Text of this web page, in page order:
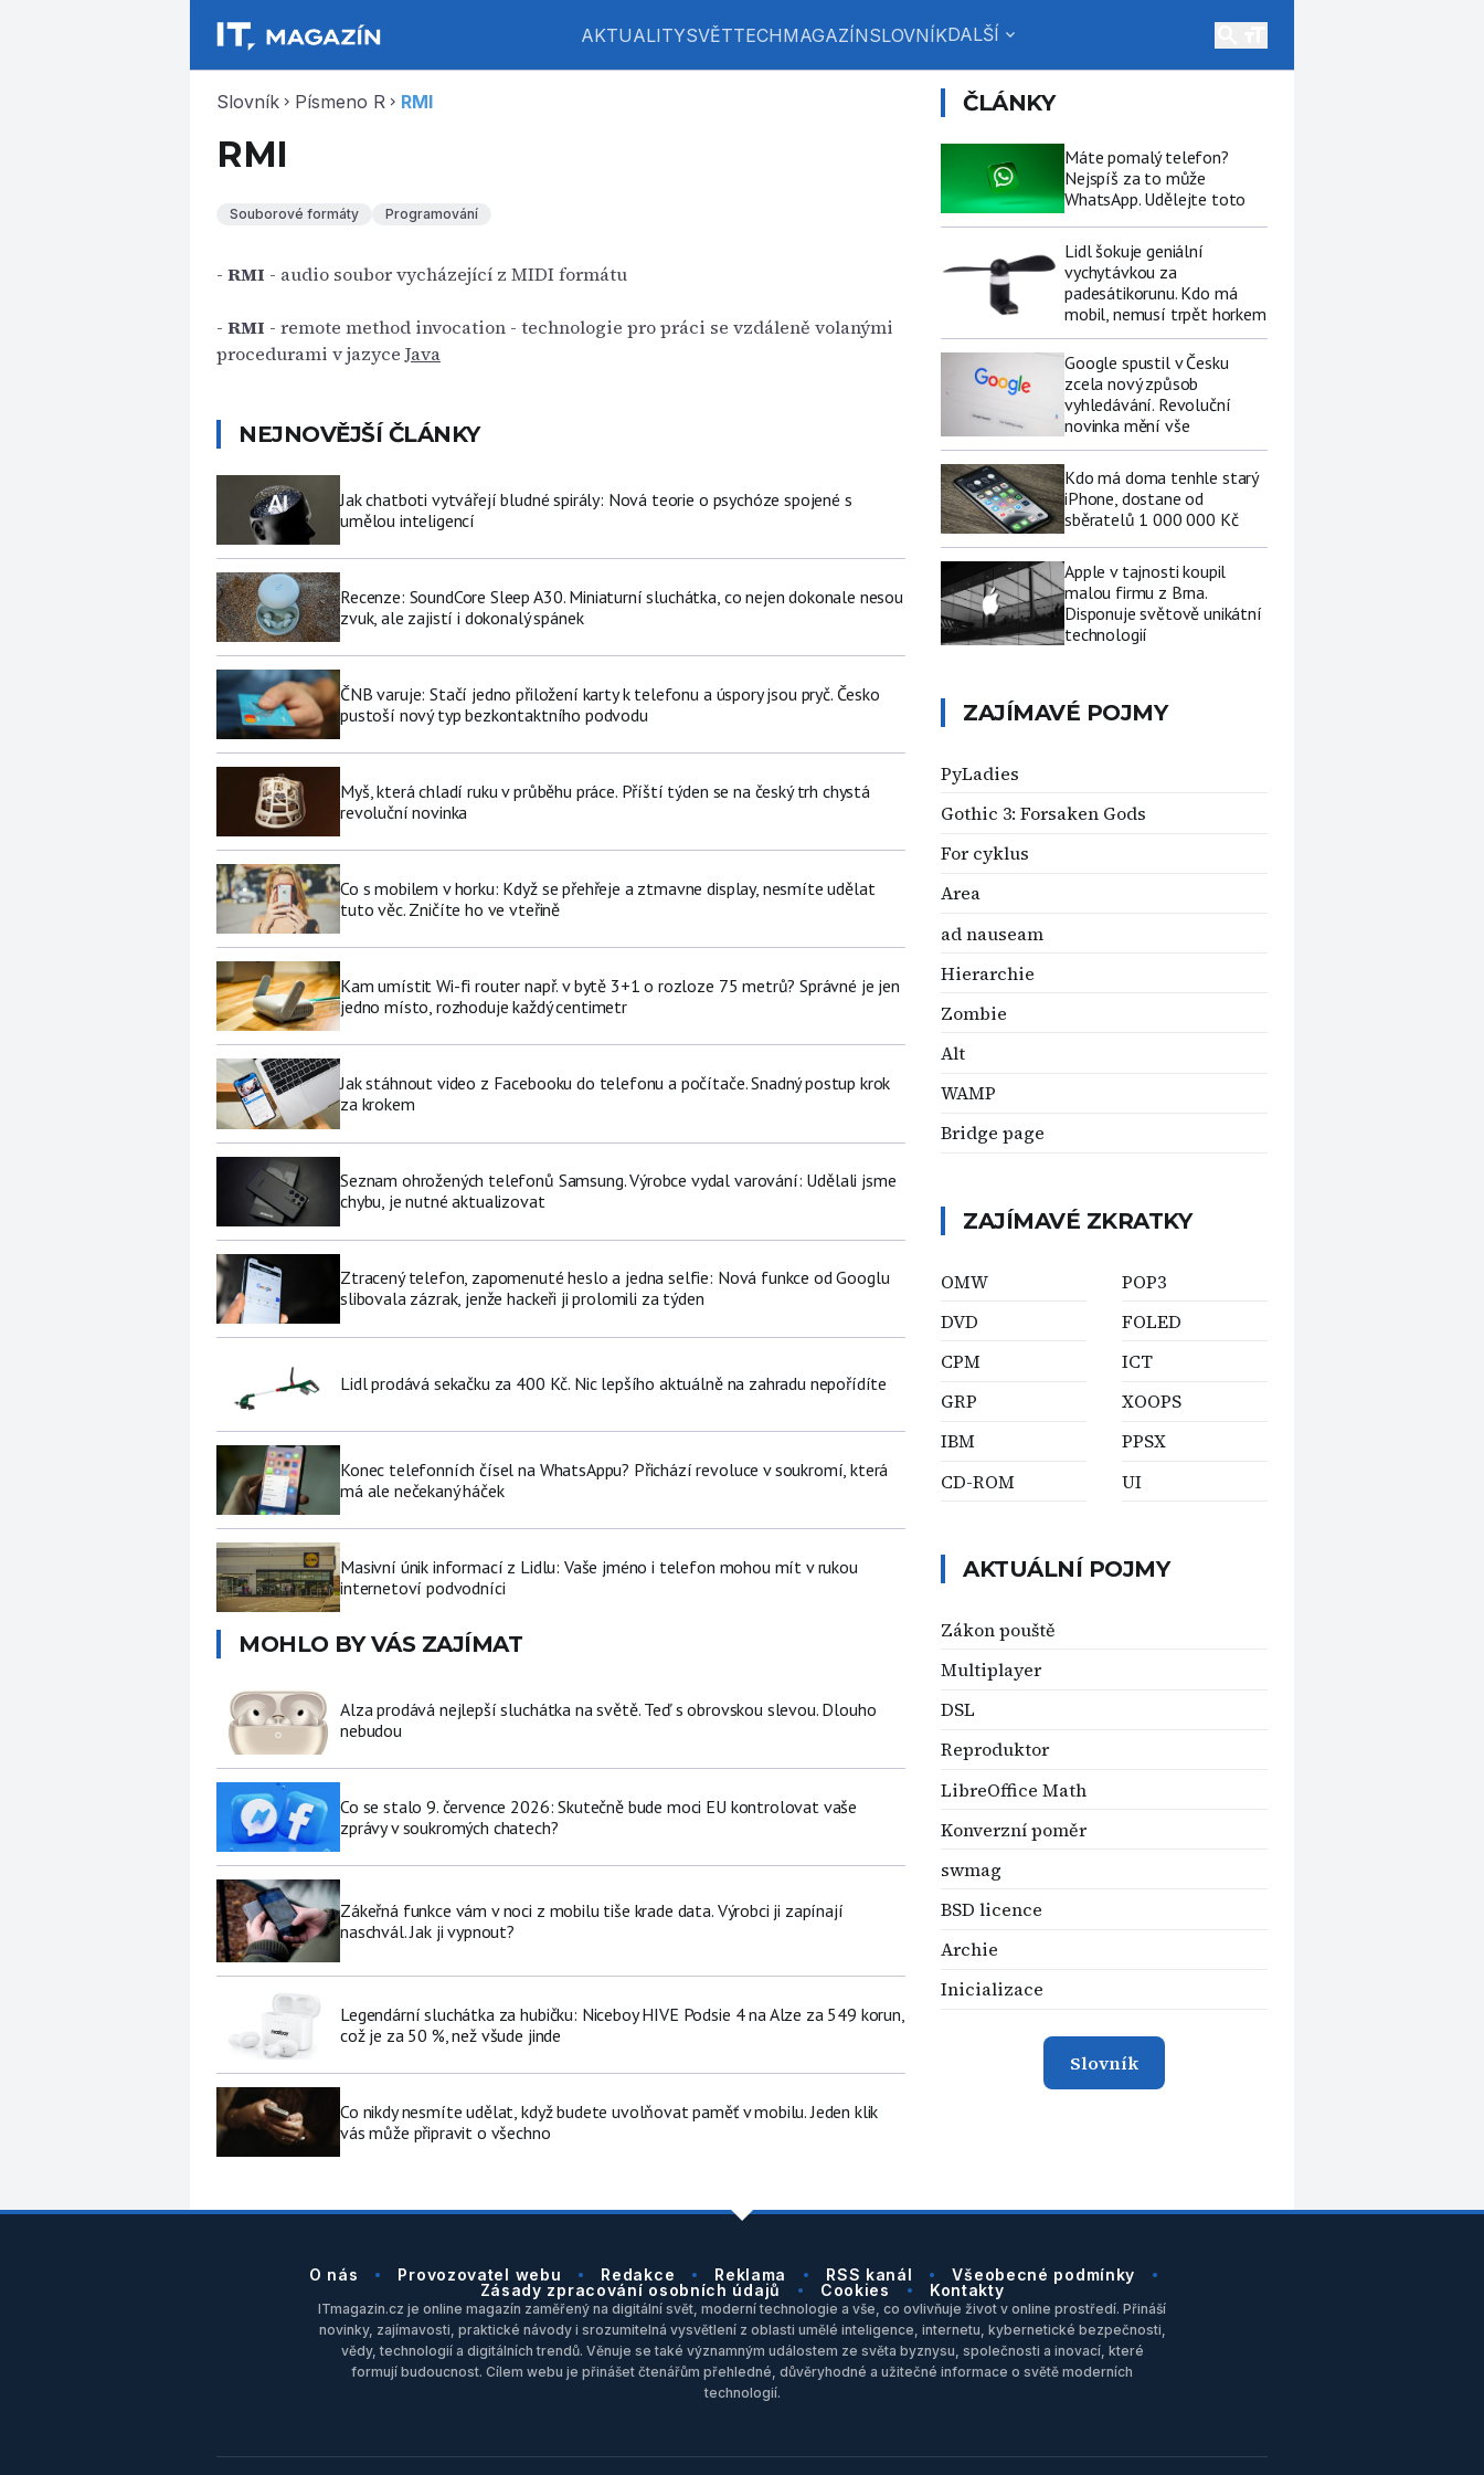
AKTUALITYSVĚTTECHMAGAZÍNSLOVNÍKDALŠÍ expand_more
Slovník chevron_right Písmeno R chevron_right RMI
RMI
Souborové formáty Programování
- RMI - audio soubor vycházející z MIDI formátu
- RMI - remote method invocation - technologie pro práci se vzdáleně volanými
procedurami v jazyce Java
NEJNOVĚJŠÍ ČLÁNKY
Jak chatboti vytvářejí bludné spirály: Nová teorie o psychóze spojené s
umělou inteligencí
Recenze: SoundCore Sleep A30. Miniaturní sluchátka, co nejen dokonale nesou
zvuk, ale zajistí i dokonalý spánek
ČNB varuje: Stačí jedno přiložení karty k telefonu a úspory jsou pryč. Česko
pustoší nový typ bezkontaktního podvodu
Myš, která chladí ruku v průběhu práce. Příští týden se na český trh chystá
revoluční novinka
Co s mobilem v horku: Když se přehřeje a ztmavne display, nesmíte udělat
tuto věc. Zničíte ho ve vteřině
Kam umístit Wi-fi router např. v bytě 3+1 o rozloze 75 metrů? Správné je jen
jedno místo, rozhoduje každý centimetr
Jak stáhnout video z Facebooku do telefonu a počítače. Snadný postup krok
za krokem
Seznam ohrožených telefonů Samsung. Výrobce vydal varování: Udělali jsme
chybu, je nutné aktualizovat
Ztracený telefon, zapomenuté heslo a jedna selfie: Nová funkce od Googlu
slibovala zázrak, jenže hackeři ji prolomili za týden
Lidl prodává sekačku za 400 Kč. Nic lepšího aktuálně na zahradu nepořídíte
Konec telefonních čísel na WhatsAppu? Přichází revoluce v soukromí, která
má ale nečekaný háček
Masivní únik informací z Lidlu: Vaše jméno i telefon mohou mít v rukou
internetoví podvodníci
MOHLO BY VÁS ZAJÍMAT
Alza prodává nejlepší sluchátka na světě. Teď s obrovskou slevou. Dlouho
nebudou
Co se stalo 9. července 2026: Skutečně bude moci EU kontrolovat vaše
zprávy v soukromých chatech?
Zákeřná funkce vám v noci z mobilu tiše krade data. Výrobci ji zapínají
naschvál. Jak ji vypnout?
Legendární sluchátka za hubičku: Niceboy HIVE Podsie 4 na Alze za 549 korun,
což je za 50 %, než všude jinde
Co nikdy nesmíte udělat, když budete uvolňovat paměť v mobilu. Jeden klik
vás může připravit o všechno
ČLÁNKY
Máte pomalý telefon?
Nejspíš za to může
WhatsApp. Udělejte toto
Lidl šokuje geniální
vychytávkou za
padesátikorunu. Kdo má
mobil, nemusí trpět horkem
Google spustil v Česku
zcela nový způsob
vyhledávání. Revoluční
novinka mění vše
Kdo má doma tenhle starý
iPhone, dostane od
sběratelů 1 000 000 Kč
Apple v tajnosti koupil
malou firmu z Brna.
Disponuje světově unikátní
technologií
ZAJÍMAVÉ POJMY
PyLadies
Gothic 3: Forsaken Gods
For cyklus
Area
ad nauseam
Hierarchie
Zombie
Alt
WAMP
Bridge page
ZAJÍMAVÉ ZKRATKY
OMW
DVD
CPM
GRP
IBM
CD-ROM
POP3
FOLED
ICT
XOOPS
PPSX
UI
AKTUÁLNÍ POJMY
Zákon pouště
Multiplayer
DSL
Reproduktor
LibreOffice Math
Konverzní poměr
swmag
BSD licence
Archie
Inicializace
Slovník
O nás Provozovatel webu Redakce Reklama RSS kanál
Všeobecné podmínky
Zásady zpracování osobních údajů
Cookies Kontakty
ITmagazin.cz je online magazín zaměřený na digitální svět, moderní technologie a vše, co ovlivňuje život v online prostředí. Přináší
novinky, zajímavosti, praktické návody i srozumitelná vysvětlení z oblasti umělé inteligence, internetu, kybernetické bezpečnosti,
vědy, technologií a digitálních trendů. Věnuje se také významným událostem ze světa byznysu, společnosti a inovací, které
formují budoucnost. Cílem webu je přinášet čtenářům přehledné, důvěryhodné a užitečné informace o světě moderních
technologií.